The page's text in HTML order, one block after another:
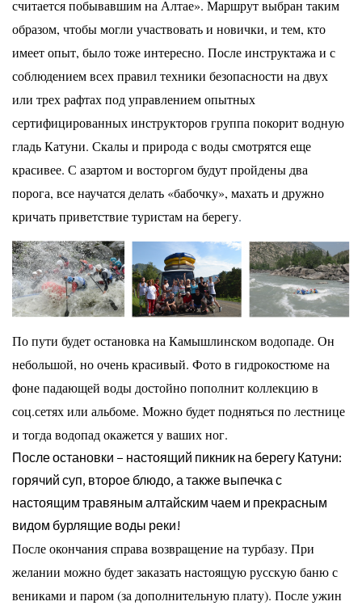
считается побывавшим на Алтае». Маршрут выбран таким
образом, чтобы могли участвовать и новички, и тем, кто
имеет опыт, было тожеинтересно. После инструктажа и с
соблюдением всех правил техники безопасности на двух
или трехрафтах под управлением опытных
сертифицированных инструкторов группа покорит водную
гладьКатуни. Скалы и природа с воды смотрятся еще
красивее. С азартом и восторгом будут пройдены два
порога, все научатся делать «бабочку», махать и дружно
кричать приветствие туристам на берегу.
По пути будет остановка на Камышлинском водопаде. Он
небольшой, но очень красивый. Фото в гидрокостюме на
фоне падающей воды достойно пополнит коллекцию в
соц.сетях или альбоме. Можнобудет подняться по лестнице
и тогда водопад окажется у ваших ног.
После остановки – настоящий пикник на берегу Катуни:
горячий суп, второе блюдо, а также выпечкас
настоящим травяным алтайским чаем и прекрасным
видом бурлящие воды реки!
После окончания справа возвращение на турбазу. При
желании можно будет заказать настоящуюрусскую баню с
вениками и паром (за дополнительную плату). После ужин